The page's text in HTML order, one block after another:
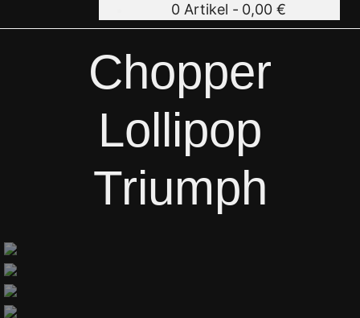
0 Artikel 0,00 €
Chopper
Lollipop
Triumph